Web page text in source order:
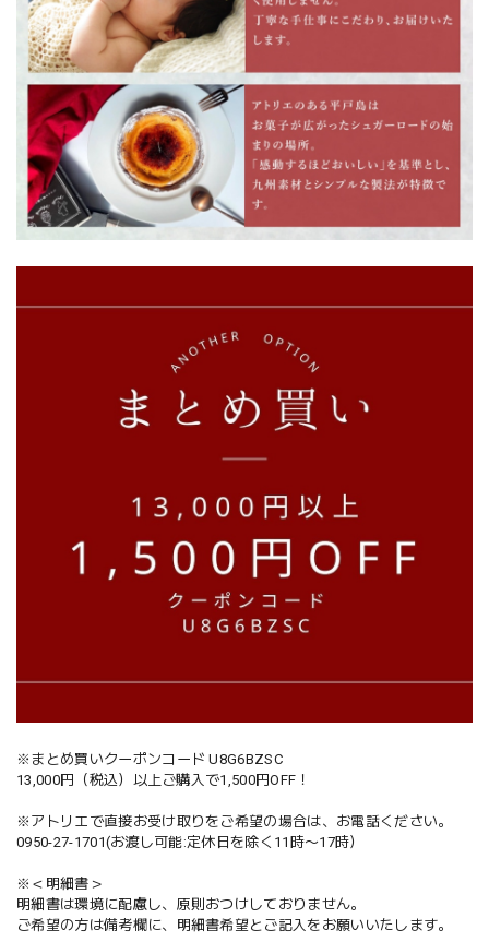
※まとめ買いクーポンコード U8G6BZSC
13,000円（税込）以上ご購入で1,500円OFF！
※アトリエで直接お受け取りをご希望の場合は、お電話ください。
0950-27-1701(お渡し可能:定休日を除く11時〜17時）
※＜明細書＞
明細書は環境に配慮し、原則おつけしておりません。
ご希望の方は備考欄に、明細書希望とご記入をお願いいたします。